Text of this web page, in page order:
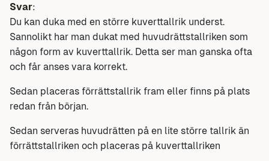
Svar:
Du kan duka med en större kuverttallrik underst.
Sannolikt har man dukat med huvudrättstallriken som
någon form av kuverttallrik. Detta ser man ganska ofta
och får anses vara korrekt.
Sedan placeras förrättstallrik fram eller finns på plats
redan från början.
Sedan serveras huvudrätten på en lite större tallrik än
förrättstallriken och placeras på kuverttallriken